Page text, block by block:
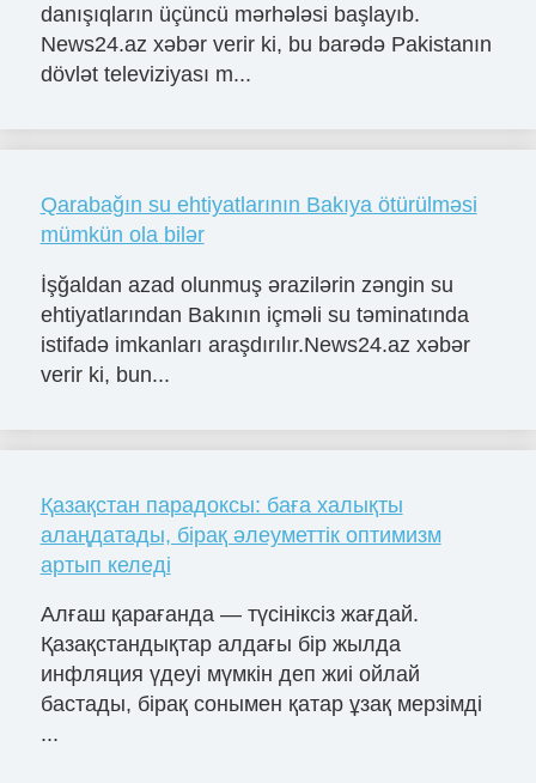
danışıqların üçüncü mərhələsi başlayıb.
News24.az xəbər verir ki, bu barədə Pakistanın
dövlət televiziyası m...
Qarabağın su ehtiyatlarının Bakıya ötürülməsi
mümkün ola bilər
İşğaldan azad olunmuş ərazilərin zəngin su
ehtiyatlarından Bakının içməli su təminatında
istifadə imkanları araşdırılır.News24.az xəbər
verir ki, bun...
Қазақстан парадоксы: баға халықты
алаңдатады, бірақ әлеуметтік оптимизм
артып келеді
Алғаш қарағанда — түсініксіз жағдай.
Қазақстандықтар алдағы бір жылда
инфляция үдеуі мүмкін деп жиі ойлай
бастады, бірақ сонымен қатар ұзақ мерзімді
...